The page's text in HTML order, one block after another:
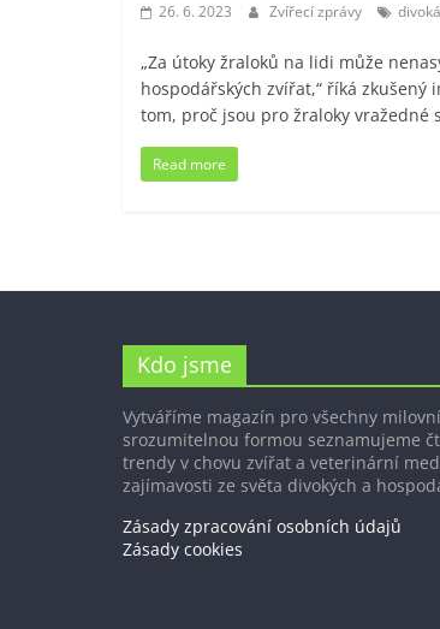
26. 6. 2023 Zvířecí zprávy
„Za útoky žraloků na lidi může
hospodářských zvířat,“ říká
tom, proč jsou pro žraloky vražedné
Read more
Kdo jsme
Vytváříme magazín pro všechny
srozumitelnou formou seznamujeme
trendy v chovu zvířat a veterinární
zajímavosti ze světa divokých a
Zásady zpracování osobních údajů
Zásady cookies